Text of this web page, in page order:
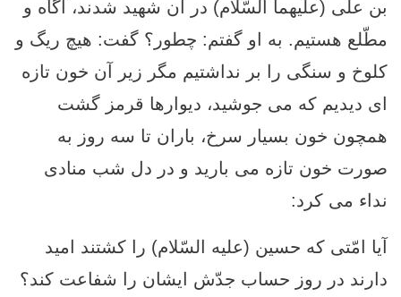
بن على (عليهما السّلام) در آن شهيد شدند، آگاه و
مطّلع هستيم. به او گفتم: چطور؟ گفت: هيچ ريگ و
كلوخ و سنگى را بر نداشتيم مگر زير آن خون تازه
‏اى ديديم كه مى‏ جوشيد، ديوارها قرمز گشت
همچون خون بسيار سرخ، باران تا سه روز به
صورت خون تازه مى‏ باريد و در دل شب منادى
نداء مى ‏كرد:
آيا امّتى كه حسين (عليه السّلام) را كشتند اميد
دارند در روز حساب جدّش ايشان را شفاعت كند؟